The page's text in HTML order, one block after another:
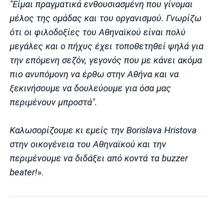
"Είμαι πραγματικά ενθουσιασμένη που γίνομαι
μέλος της ομάδας και του οργανισμού. Γνωρίζω
ότι οι φιλοδοξίες του Αθηναϊκού είναι πολύ
μεγάλες και ο πήχυς έχει τοποθετηθεί ψηλά για
την επόμενη σεζόν, γεγονός που με κάνει ακόμα
πιο ανυπόμονη να έρθω στην Αθήνα και να
ξεκινήσουμε να δουλεύουμε για όσα μας
περιμένουν μπροστά".
Καλωσορίζουμε κι εμείς την Borislava Hristova
στην οικογένεια του Αθηναϊκού και την
περιμένουμε να διδάξει από κοντά τα buzzer
beater!».